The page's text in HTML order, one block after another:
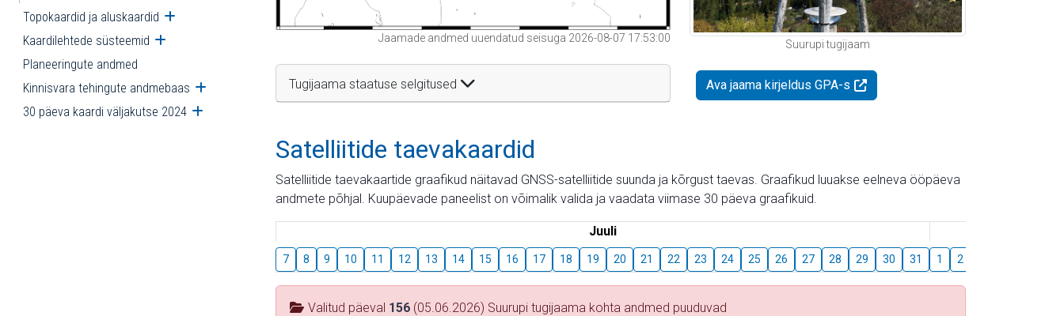
Topokaardid ja aluskaardid Ava alammenüü
Kaardilehtede süsteemid Ava alammenüü
Planeeringute andmed
Kinnisvara tehingute andmebaas Ava alammenüü
30 päeva kaardi väljakutse 2024 Ava alammenüü
Jaamade andmed uuendatud seisuga 2026-08-07 17:53:00
Tugijaama staatuse selgitused
Suurupi tugijaam
Ava jaama kirjeldus GPA-s
Satelliitide taevakaardid
Satelliitide taevakaartide graafikud näitavad GNSS-satelliitide suunda ja kõrgust taevas. Graafikud luuakse eelneva ööpäeva
andmete põhjal. Kuupäevade paneelist on võimalik valida ja vaadata viimase 30 päeva graafikuid.
Juuli
7 8 9 10 11 12 13 14 15 16 17 18 19 20 21 22 23 24 25 26 27 28 29 30 31 1 2
Valitud päeval 156 (05.06.2026) Suurupi tugijaama kohta andmed puuduvad